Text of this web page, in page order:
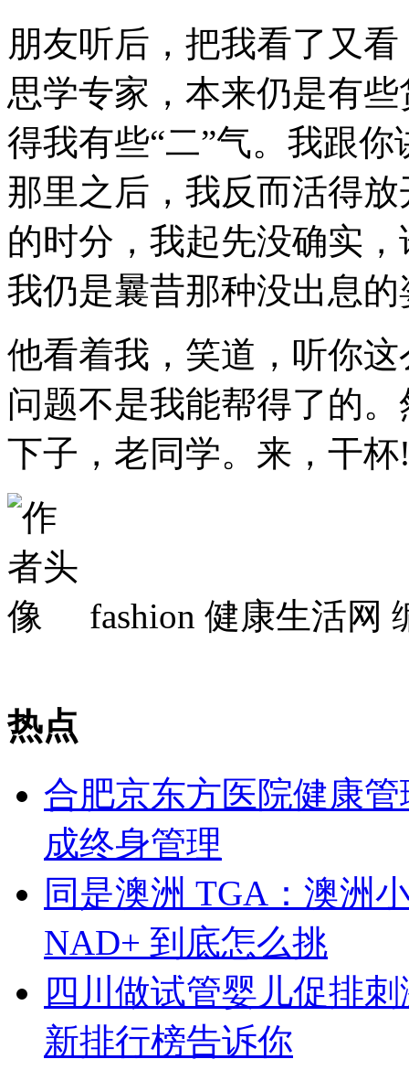
朋友听后，把我看了又
思学专家，本来仍是有
得我有些“二”气。我跟
那里之后，我反而活得
的时分，我起先没确实
我仍是曩昔那种没出息
他看着我，笑道，听你
问题不是我能帮得了的
下子，老同学。来，干杯
fashion 健康生活网
热点
合肥京东方医院健康
成终身管理
同是澳洲 TGA：澳洲
NAD+ 到底怎么挑
四川做试管婴儿促排
新排行榜告诉你